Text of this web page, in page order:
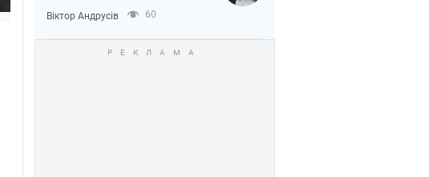
Віктор Андрусів 60